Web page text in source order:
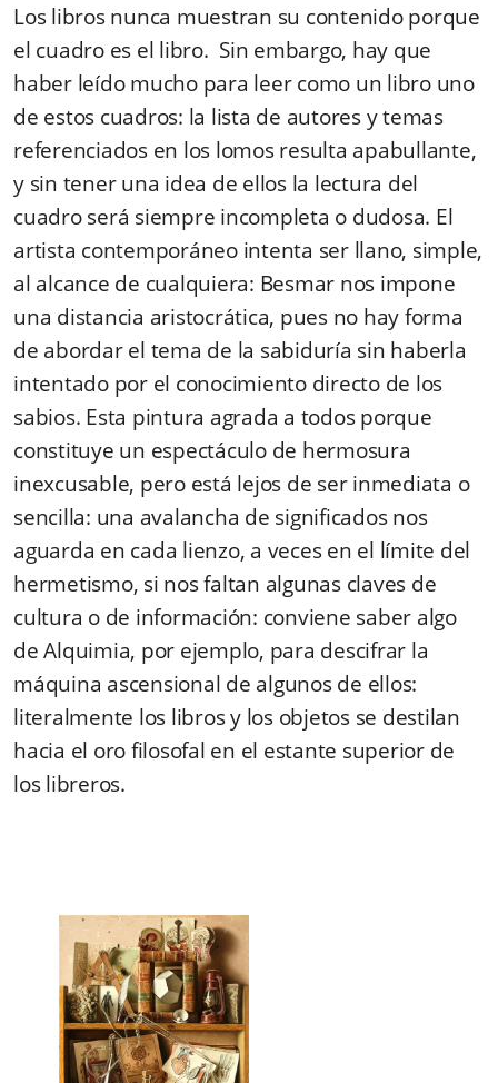
Los libros nunca muestran su contenido porque
el cuadro es el libro. Sin embargo, hay que
haber leído mucho para leer como un libro uno
de estos cuadros: la lista de autores y temas
referenciados en los lomos resulta apabullante,
y sin tener una idea de ellos la lectura del
cuadro será siempre incompleta o dudosa. El
artista contemporáneo intenta ser llano, simple,
al alcance de cualquiera: Besmar nos impone
una distancia aristocrática, pues no hay forma
de abordar el tema de la sabiduría sin haberla
intentado por el conocimiento directo de los
sabios. Esta pintura agrada a todos porque
constituye un espectáculo de hermosura
inexcusable, pero está lejos de ser inmediata o
sencilla: una avalancha de significados nos
aguarda en cada lienzo, a veces en el límite del
hermetismo, si nos faltan algunas claves de
cultura o de información: conviene saber algo
de Alquimia, por ejemplo, para descifrar la
máquina ascensional de algunos de ellos:
literalmente los libros y los objetos se destilan
hacia el oro filosofal en el estante superior de
los libreros.